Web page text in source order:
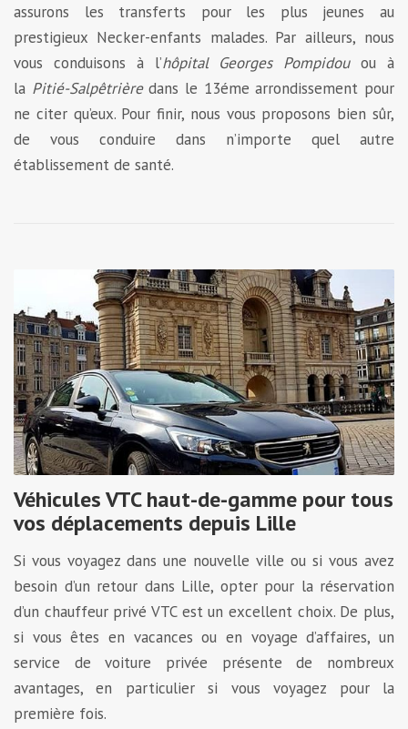
assurons les transferts pour les plus jeunes au
prestigieux Necker-enfants malades. Par ailleurs, nous
vous conduisons à l’hôpital Georges Pompidouou à
la Pitié-Salpêtrièredans le 13éme arrondissement pour
ne citer qu’eux. Pour finir, nous vous proposons bien sûr,
de vous conduire dans n’importe quel autre
établissement de santé.
Véhicules VTC haut-de-gamme pour tous
vos déplacements depuis Lille
Si vous voyagez dans une nouvelle ville ou si vous avez
besoin d’un retour dans Lille, opter pour la réservation
d’un chauffeur privé VTC est un excellent choix. De plus,
si vous êtes en vacances ou en voyage d’affaires, un
service de voiture privée présente de nombreux
avantages, en particulier si vous voyagez pour la
première fois.